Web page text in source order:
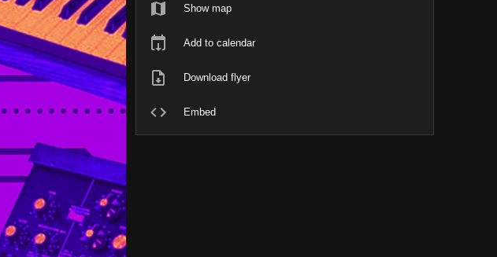
Show map
Add to calendar
Download flyer
Embed